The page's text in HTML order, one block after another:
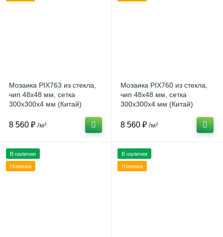
Мозаика PIX763 из стекла,
чип 48x48 мм, сетка
300х300x4 мм (Китай)
8 560 ₽ /м²
Мозаика PIX760 из стекла,
чип 48x48 мм, сетка
300х300x4 мм (Китай)
8 560 ₽ /м²
В наличии
Новинка
В наличии
Новинка